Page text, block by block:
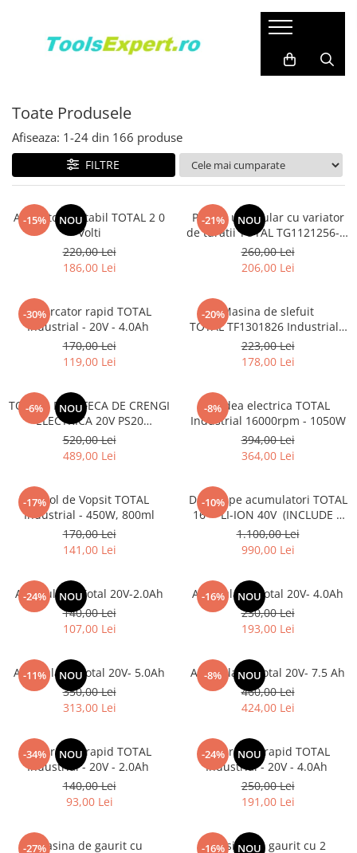
Produse
Toate Produsele
Afiseaza: 1-24 din 166 produse
FILTRE
-15% NOU
Aspirator portabil TOTAL 2 0
Volti
220,00 Lei
186,00 Lei
-21% NOU
Polizor unghiular cu variator
de turatii TOTAL TG1121256-3,
1010W, 125mm
260,00 Lei
206,00 Lei
-30%
Incarcator rapid TOTAL
Industrial - 20V - 4.0Ah
170,00 Lei
119,00 Lei
-20%Masina de slefuit
TOTAL TF1301826 Industrial -
320W, 14000 rpm
223,00 Lei
178,00 Lei
-6% NOU
TOTAL - FOARFECA DE CRENGI
ELECTRICA 20V PS20
(NUINCLUDE ACUMULATOR SI
INCARCATOR)
520,00 Lei
489,00 Lei
-8%
Rindea electrica TOTAL
Industrial 16000rpm - 1050W
394,00 Lei
364,00 Lei
-17%
Pistol de Vopsit TOTAL
Industrial - 450W, 800ml
170,00 Lei
141,00 Lei
-10%
Drujba pe acumulatori TOTAL
16'' - LI-ION 40V (INCLUDE 2
ACUMULATORI + 1
INCARCATOR)
1.100,00 Lei
990,00 Lei
-24% NOU
Acumulator Total 20V-2.0Ah
140,00 Lei
107,00 Lei
-16% NOU
Acumulator Total 20V- 4.0Ah
230,00 Lei
193,00 Lei
-11% NOU
Acumulator Total 20V- 5.0Ah
350,00 Lei
313,00 Lei
-8% NOU
Acumulator Total 20V- 7.5 Ah
460,00 Lei
424,00 Lei
-34% NOU
Incarcator rapid TOTAL
Industrial - 20V - 2.0Ah
140,00 Lei
93,00 Lei
-24% NOU
Incarcator rapid TOTAL
Industrial - 20V - 4.0Ah
250,00 Lei
191,00 Lei
-27%Masina de gaurit cu
-16% NOU
Masina de gaurit cu 2